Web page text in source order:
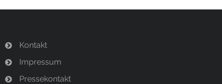
Kontakt
Impressum
Pressekontakt